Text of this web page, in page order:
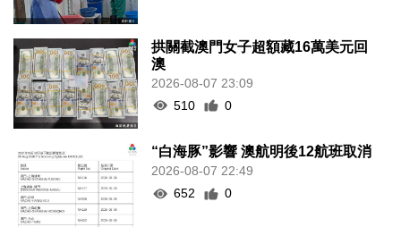
拱關截澳門女子超額藏16萬美元回
澳
2026-08-07 23:09
510
0
“白海豚”影響 澳航明後12航班取消
2026-08-07 22:49
652
0